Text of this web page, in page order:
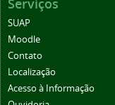
Serviços
SUAP
Moodle
Contato
Localização
Acesso à Informação